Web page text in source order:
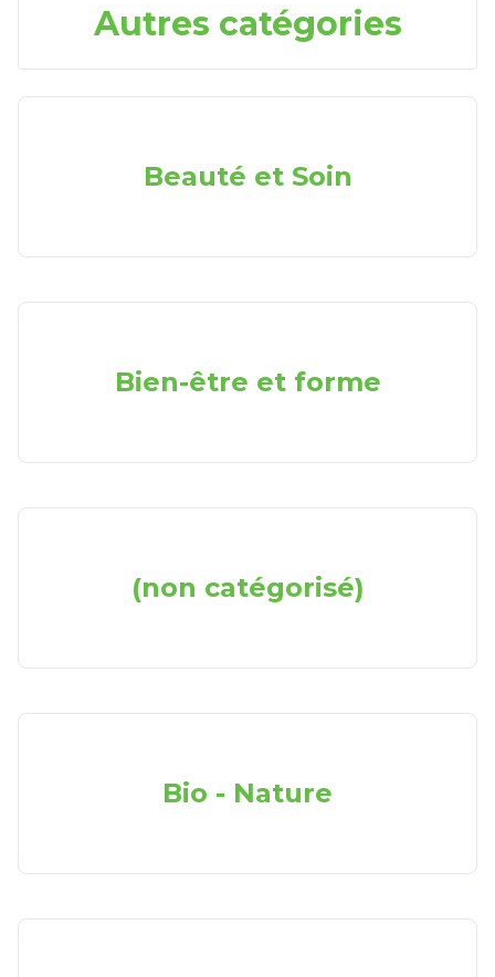
Autres catégories
Beauté et Soin
Bien-être et forme
(non catégorisé)
Bio - Nature